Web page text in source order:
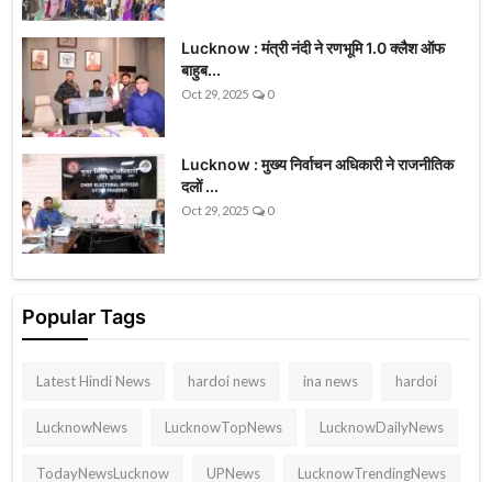
Lucknow : मंत्री नंदी ने रणभूमि 1.0 क्लैश ऑफ
बाहुब...
Oct 29, 2025 0
Lucknow : मुख्य निर्वाचन अधिकारी ने राजनीतिक
दलों ...
Oct 29, 2025 0
Popular Tags
Latest Hindi News hardoi news ina news hardoi
LucknowNews LucknowTopNews LucknowDailyNews
TodayNewsLucknow UPNews LucknowTrendingNews